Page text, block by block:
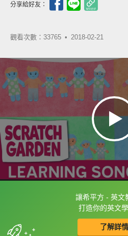
分享給好友：
觀看次數：33765 • 2018-02-21
讓希平方 - 英文
打造你的英文
了解詳情
框選或點兩下字幕可